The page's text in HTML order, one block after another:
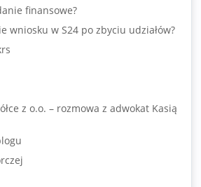
finansowe?
wniosku w S24 po zbyciu udziałów?
z o.o. – rozmowa z adwokat Kasią